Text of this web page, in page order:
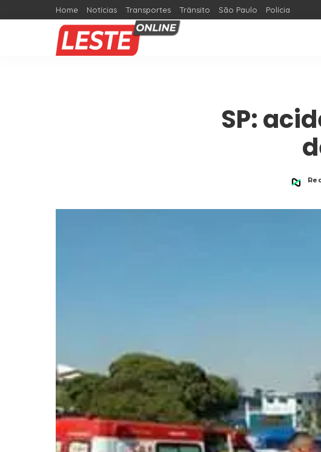
Home Notícias Transportes Trânsito São Paulo Polícia
SP: